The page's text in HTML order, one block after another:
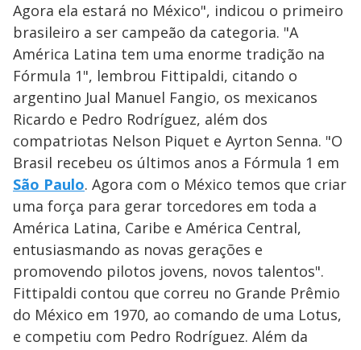
Agora ela estará no México", indicou o primeiro
brasileiro a ser campeão da categoria. "A
América Latina tem uma enorme tradição na
Fórmula 1", lembrou Fittipaldi, citando o
argentino Jual Manuel Fangio, os mexicanos
Ricardo e Pedro Rodríguez, além dos
compatriotas Nelson Piquet e Ayrton Senna. "O
Brasil recebeu os últimos anos a Fórmula 1 em
São Paulo. Agora com o México temos que criar
uma força para gerar torcedores em toda a
América Latina, Caribe e América Central,
entusiasmando as novas gerações e
promovendo pilotos jovens, novos talentos".
Fittipaldi contou que correu no Grande Prêmio
do México em 1970, ao comando de uma Lotus,
e competiu com Pedro Rodríguez. Além da